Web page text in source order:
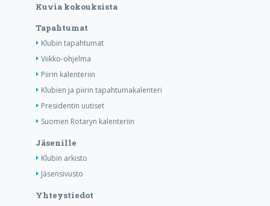
Kuvia kokouksista
Tapahtumat
Klubin tapahtumat
Viikko-ohjelma
Piirin kalenteriin
Klubien ja piirin tapahtumakalenteri
Presidentin uutiset
Suomen Rotaryn kalenteriin
Jäsenille
Klubin arkisto
Jäsensivusto
Yhteystiedot